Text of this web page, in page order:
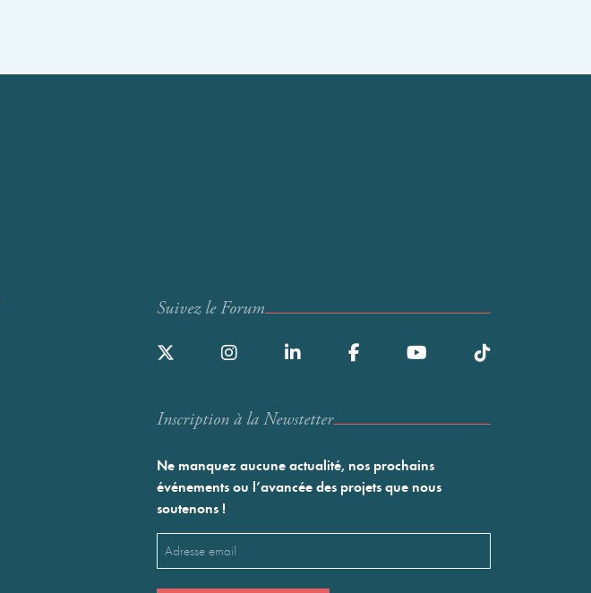
Suivez le Forum
Inscription à la Newstetter
Ne manquez aucune actualité, nos prochains
événements ou l’avancée des projets que nous
soutenons !
Email
(Nécessaire)